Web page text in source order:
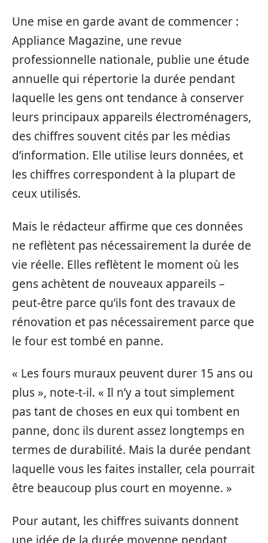
Une mise en garde avant de commencer :
Appliance Magazine, une revue
professionnelle nationale, publie une étude
annuelle qui répertorie la durée pendant
laquelle les gens ont tendance à conserver
leurs principaux appareils électroménagers,
des chiffres souvent cités par les médias
d’information. Elle utilise leurs données, et
les chiffres correspondent à la plupart de
ceux utilisés.
Mais le rédacteur affirme que ces données
ne reflètent pas nécessairement la durée de
vie réelle. Elles reflètent le moment où les
gens achètent de nouveaux appareils –
peut-être parce qu’ils font des travaux de
rénovation et pas nécessairement parce que
le four est tombé en panne.
« Les fours muraux peuvent durer 15 ans ou
plus », note-t-il. « Il n’y a tout simplement
pas tant de choses en eux qui tombent en
panne, donc ils durent assez longtemps en
termes de durabilité. Mais la durée pendant
laquelle vous les faites installer, cela pourrait
être beaucoup plus court en moyenne. »
Pour autant, les chiffres suivants donnent
une idée de la durée moyenne pendant